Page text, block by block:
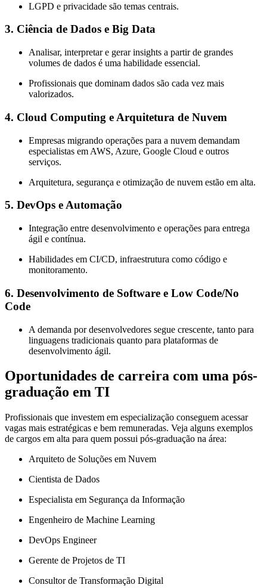
LGPD e privacidade são temas centrais.
3. Ciência de Dados e Big Data
Analisar, interpretar e gerar insights a partir de grandes
volumes de dados é uma habilidade essencial.
Profissionais que dominam dados são cada vez mais
valorizados.
4. Cloud Computing e Arquitetura de Nuvem
Empresas migrando operações para a nuvem demandam
especialistas em AWS, Azure, Google Cloud e outros
serviços.
Arquitetura, segurança e otimização de nuvem estão em alta.
5. DevOps e Automação
Integração entre desenvolvimento e operações para entrega
ágil e contínua.
Habilidades em CI/CD, infraestrutura como código e
monitoramento.
6. Desenvolvimento de Software e Low Code/No
Code
A demanda por desenvolvedores segue crescente, tanto para
linguagens tradicionais quanto para plataformas de
desenvolvimento ágil.
Oportunidades de carreira com uma pós-
graduação em TI
Profissionais que investem em especialização conseguem acessar
vagas mais estratégicas e bem remuneradas. Veja alguns exemplos
de cargos em alta para quem possui pós-graduação na área:
Arquiteto de Soluções em Nuvem
Cientista de Dados
Especialista em Segurança da Informação
Engenheiro de Machine Learning
DevOps Engineer
Gerente de Projetos de TI
Consultor de Transformação Digital